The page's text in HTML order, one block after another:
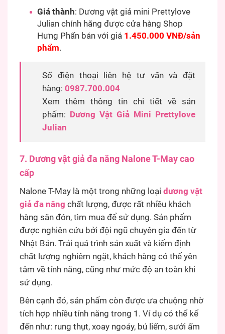
Giá thành: Dương vật giả mini Prettylove
Julian chính hãng được cửa hàng Shop
Hưng Phấn bán với giá 1.450.000 VNĐ/sản
phẩm.
Số điện thoại liên hệ tư vấn và đặt
hàng: 0987.700.004
Xem thêm thông tin chi tiết về sản
phẩm: Dương Vật Giả Mini Prettylove
Julian
7. Dương vật giả đa năng Nalone T-May cao
cấp
Nalone T-May là một trong những loại dương vật
giả đa năng chất lượng, được rất nhiều khách
hàng săn đón, tìm mua để sử dụng. Sản phẩm
được nghiên cứu bởi đội ngũ chuyên gia đến từ
Nhật Bản. Trải quá trình sản xuất và kiểm định
chất lượng nghiêm ngặt, khách hàng có thể yên
tâm về tính năng, cũng như mức độ an toàn khi
sử dụng.
Bên cạnh đó, sản phẩm còn được ưa chuộng nhờ
tích hợp nhiều tính năng trong 1. Ví dụ có thể kể
đến như: rung thụt, xoay ngoáy, bú liếm, sưởi ấm